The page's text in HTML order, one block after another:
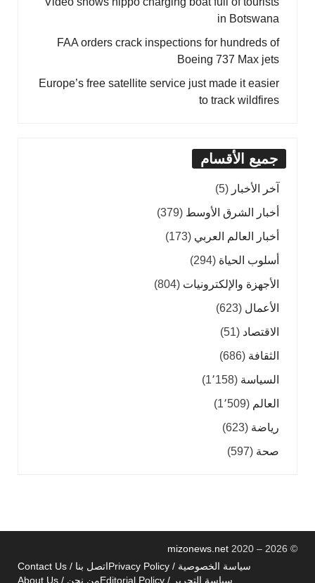
in Botswana
FAA orders crack inspections for hundreds of
Boeing 737 Max jets
Europe’s free satellite service just made it easier
to track wildfires
جميع الأقسام
آخر الأخبار (5)
أخبار الشرق الأوسط (379)
أخبار العالم العربي (173)
أسلوب الحياة (294)
الأجهزة والإلكترونيات (804)
الأعمال (623)
الاقتصاد (51)
الثقافة (686)
السياسة (1٬158)
العالم (1٬509)
رياضة (623)
صحة (597)
©
mizonews.net 2020 – 2026
سياسة الخصوصية / Privacy Policy
اتصل بنا / Contact Us
سياسة التحرير / Editorial Policy
من نحن / About Us